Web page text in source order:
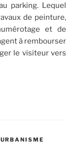
parking. Lequel
de peinture,
et de
à rembourser
le visiteur vers
URBANISME